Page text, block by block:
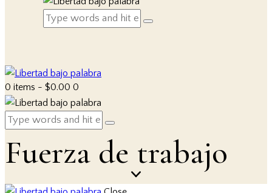
0 items - $0.00 0
Fuerza de trabajo